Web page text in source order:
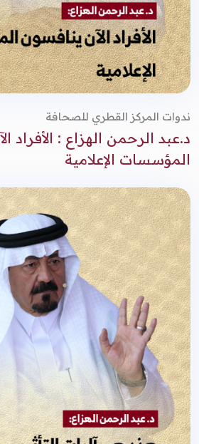
ندوات المركز القطري للصحافة
د.عبد الرحمن الهزاع : الأفراد
المؤسسات الإعلامية